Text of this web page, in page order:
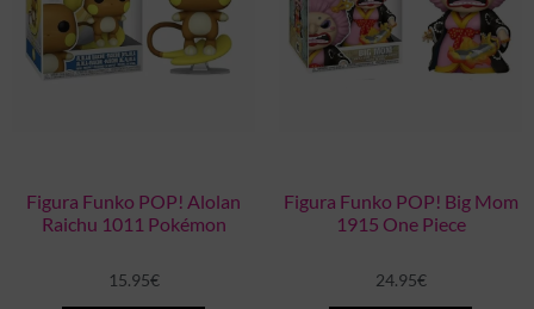
Figura Funko POP! Alolan
Raichu 1011 Pokémon
15.95€
Figura Funko POP! Big Mom
1915 One Piece
24.95€